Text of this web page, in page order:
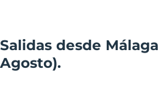
Salidas desde
Agosto).